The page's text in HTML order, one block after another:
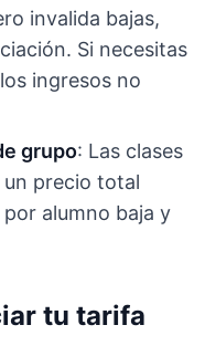
invalida bajas,
Si necesitas
ingresos no
grupo: Las clases
precio total
alumno baja y
tu tarifa